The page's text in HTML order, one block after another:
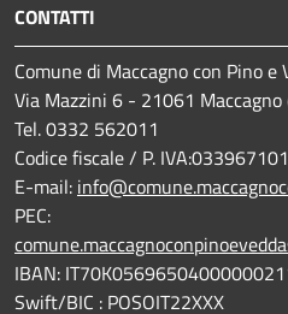
CONTATTI
Comune di Maccagno con Pino e
Via Mazzini 6 - 21061 Maccagno
Tel. 0332 562011
Codice fiscale / P.
E-mail:
PEC:
IBAN:
Swift/BIC : POSOIT22XXX